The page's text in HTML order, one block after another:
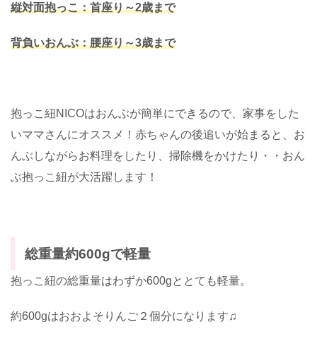
縦対面抱っこ：首座り～2歳まで
背負いおんぶ：腰座り～3歳まで
抱っこ紐NICOはおんぶが簡単にできるので、家事をした
いママさんにオススメ！赤ちゃんの後追いが始まると、お
んぶしながらお料理をしたり、掃除機をかけたり・・おん
ぶ抱っこ紐が大活躍します！
総重量約600gで軽量
抱っこ紐の総重量はわずか600gととても軽量。
約600gはおおよそりんご２個分になります♫